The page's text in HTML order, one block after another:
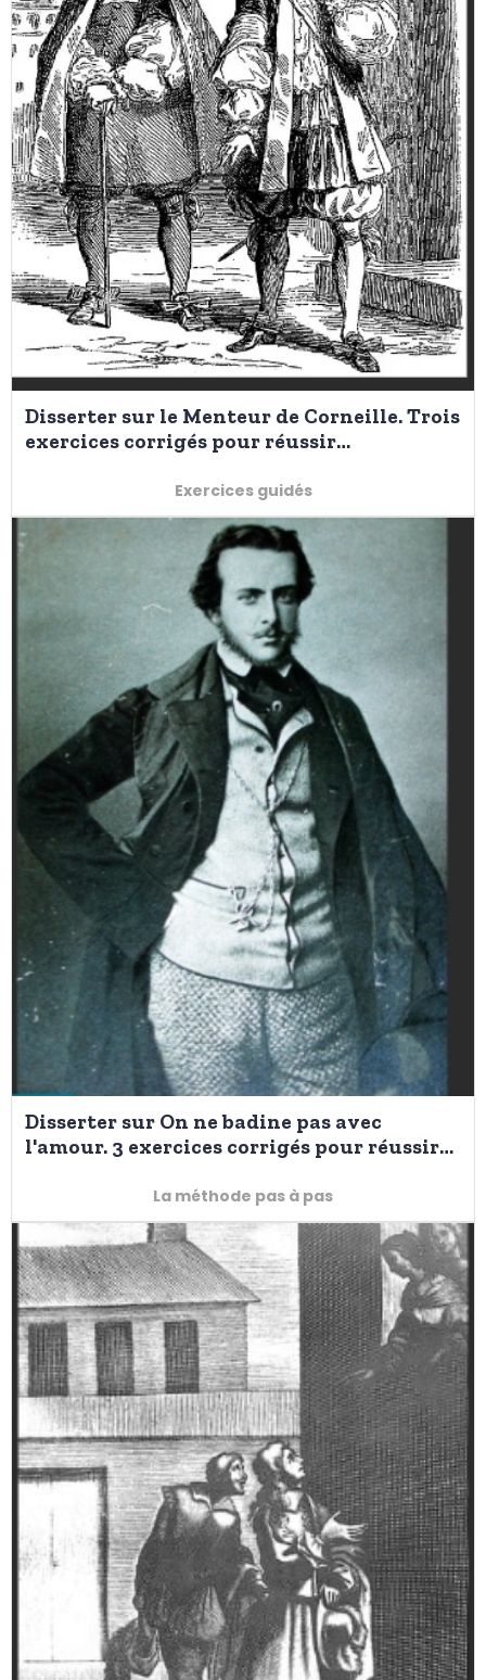
Disserter sur le Menteur de Corneille. Trois
exercices corrigés pour réussir
Exercices guidés
Disserter sur On ne badine pas avec
l'amour. 3 exercices corrigés pour réussir
La méthode pas à pas